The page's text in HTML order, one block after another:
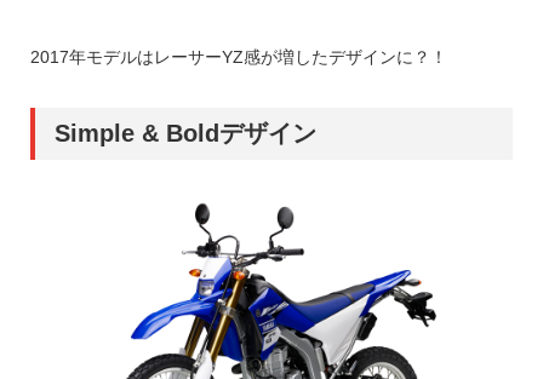
2017年モデルはレーサーYZ感が増したデザインに？！
Simple & Boldデザイン